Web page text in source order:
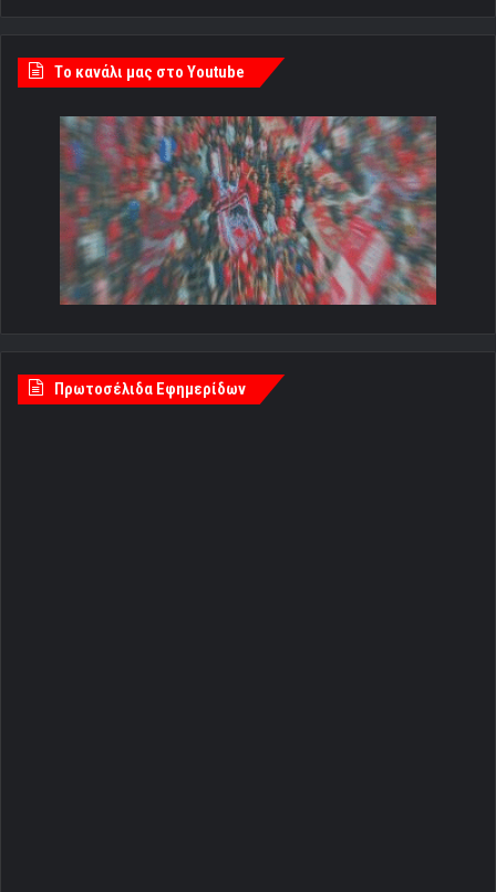
Tο κανάλι μας στο Youtube
Πρωτοσέλιδα Εφημερίδων